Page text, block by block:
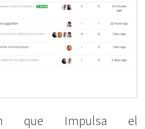
que Impulsa el